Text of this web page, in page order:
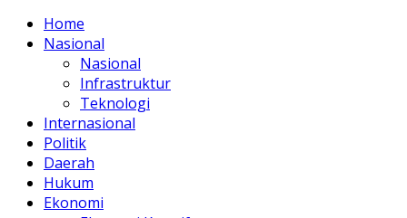
Home
Nasional
Nasional
Infrastruktur
Teknologi
Internasional
Politik
Daerah
Hukum
Ekonomi